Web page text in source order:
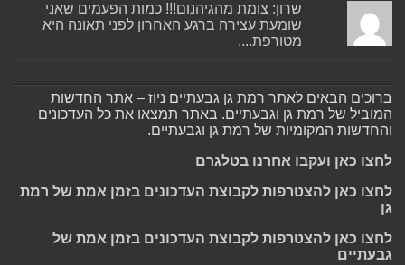
שרון: צומת מהגיהנום!!! כמות הפעמים שאני
שומעת עצירה ברגע האחרון לפני תאונה היא
מטורפת....
ברוכים הבאים לאתר רמת גן גבעתיים ניוז – אתר החדשות
המוביל של רמת גן וגבעתיים. באתר תמצאו את כל העדכונים
והחדשות המקומיות של רמת גן וגבעתיים.
לחצו כאן ועקבו אחרנו בטלגרם
לחצו כאן להצטרפות לקבוצת העדכונים בזמן אמת של רמת
גן
לחצו כאן להצטרפות לקבוצת העדכונים בזמן אמת של
גבעתיים